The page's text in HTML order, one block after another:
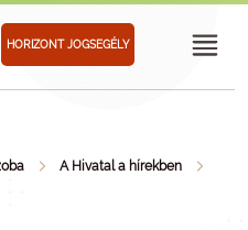
HORIZONT JOGSEGÉLY
A Hivatal a hírekben